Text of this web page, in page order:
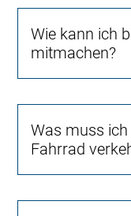
Wie kann ich
mitmachen?
Was muss
Fahrrad